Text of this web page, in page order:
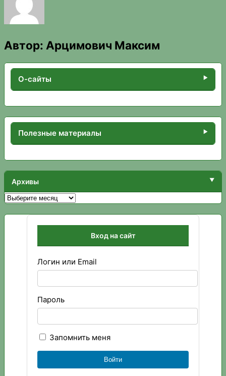
Автор: Арцимович Максим
О-сайты
Полезные материалы
Архивы
Архивы
Вход на сайт
Логин или Email
Пароль
Запомнить меня